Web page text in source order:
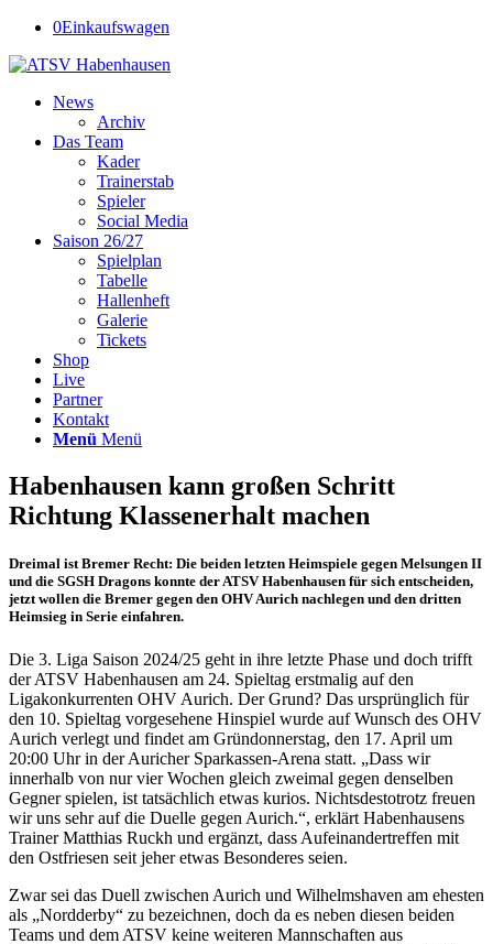
0Einkaufswagen
News
Archiv
Das Team
Kader
Trainerstab
Spieler
Social Media
Saison 26/27
Spielplan
Tabelle
Hallenheft
Galerie
Tickets
Shop
Live
Partner
Kontakt
Menü Menü
Habenhausen kann großen Schritt
Richtung Klassenerhalt machen
Dreimal ist Bremer Recht: Die beiden letzten Heimspiele gegen Melsungen II
und die SGSH Dragons konnte der ATSV Habenhausen für sich entscheiden,
jetzt wollen die Bremer gegen den OHV Aurich nachlegen und den dritten
Heimsieg in Serie einfahren.
Die 3. Liga Saison 2024/25 geht in ihre letzte Phase und doch trifft
der ATSV Habenhausen am 24. Spieltag erstmalig auf den
Ligakonkurrenten OHV Aurich. Der Grund? Das ursprünglich für
den 10. Spieltag vorgesehene Hinspiel wurde auf Wunsch des OHV
Aurich verlegt und findet am Gründonnerstag, den 17. April um
20:00 Uhr in der Auricher Sparkassen-Arena statt. „Dass wir
innerhalb von nur vier Wochen gleich zweimal gegen denselben
Gegner spielen, ist tatsächlich etwas kurios. Nichtsdestotrotz freuen
wir uns sehr auf die Duelle gegen Aurich.“, erklärt Habenhausens
Trainer Matthias Ruckh und ergänzt, dass Aufeinandertreffen mit
den Ostfriesen seit jeher etwas Besonderes seien.
Zwar sei das Duell zwischen Aurich und Wilhelmshaven am ehesten
als „Nordderby“ zu bezeichnen, doch da es neben diesen beiden
Teams und dem ATSV keine weiteren Mannschaften aus